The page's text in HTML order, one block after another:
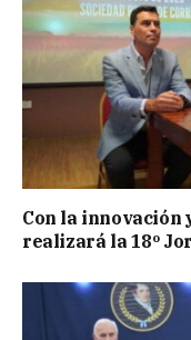
Con la innovación
realizará la 18º